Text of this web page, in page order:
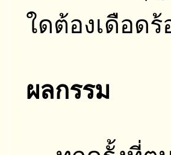
ใดต้องเดือด
ผลกรรม